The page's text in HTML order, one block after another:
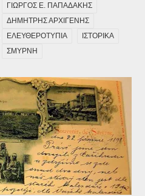
ΓΙΩΡΓΟΣ Ε. ΠΑΠΑΔΑΚΗΣ
ΔΗΜΗΤΡΗΣ ΑΡΧΙΓΕΝΗΣ
ΕΛΕΥΘΕΡΟΤΥΠΙΑ
ΙΣΤΟΡΙΚΑ
ΣΜΥΡΝΗ